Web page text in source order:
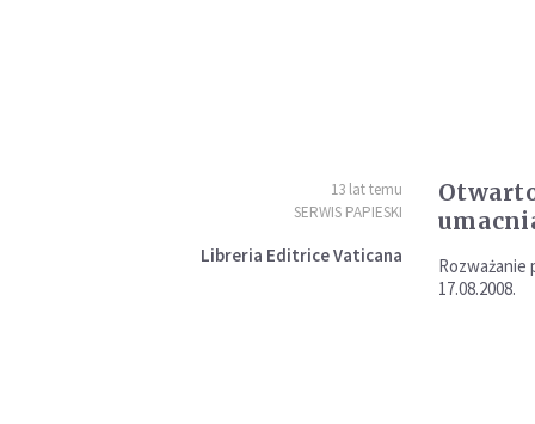
13 lat temu
SERWIS PAPIESKI
Libreria Editrice Vaticana
Rozważanie
17.08.2008.